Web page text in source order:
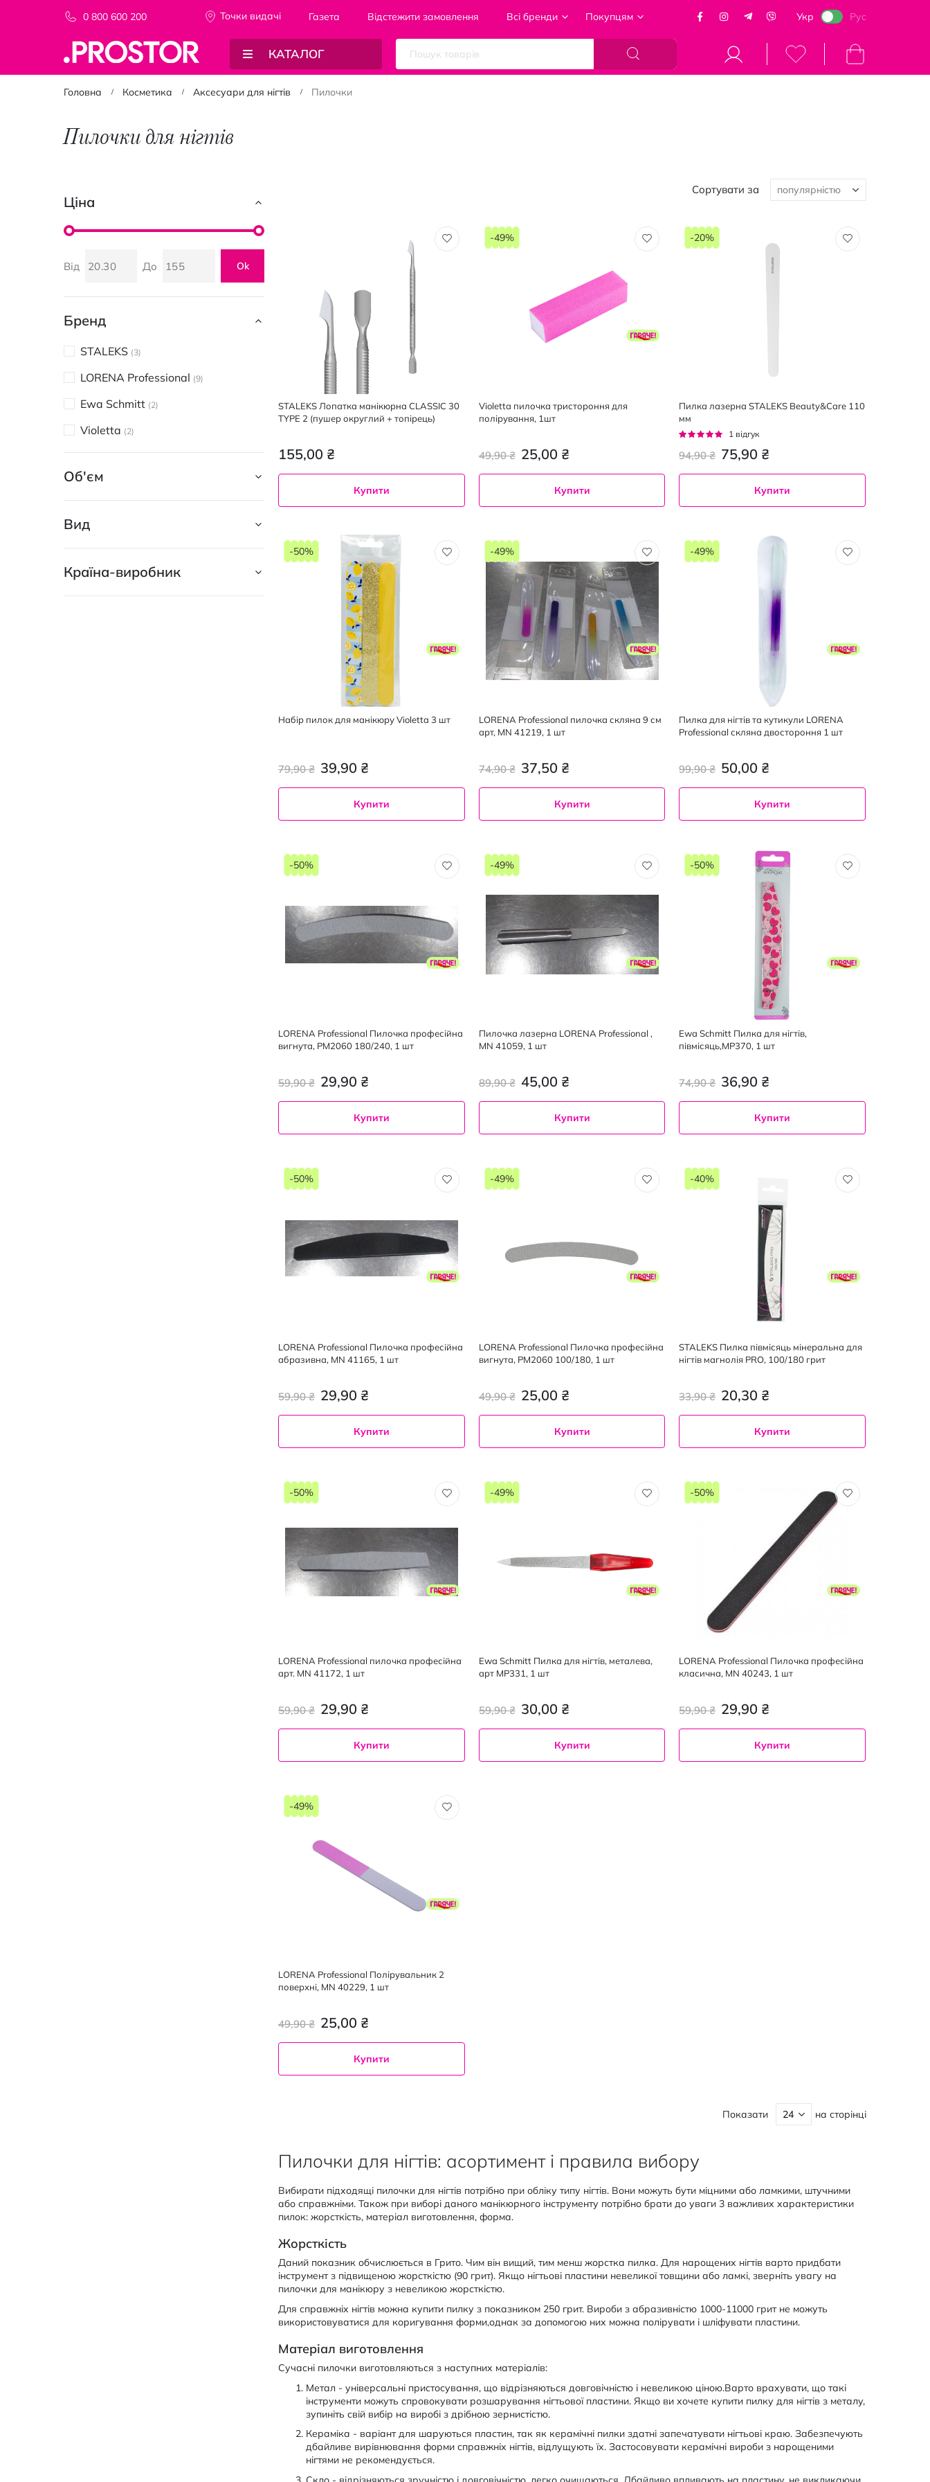
0 800 600 200 Точки видачi Газета Відстежити замовлення Всі бренди Покупцям Укр Рус
КАТАЛОГ Кошик
Головна Косметика Аксесуари для нігтів Пилочки
Пилочки для нігтів
Сортувати за
STALEKS Лопатка манікюрна CLASSIC 30
TYPE 2 (пушер округлий + топірець)
155,00 ₴
Купити
Violetta пилочка тристороння для
полірування, 1шт
25,00 ₴
49,90 ₴
-49%
Купити
Пилка лазерна STALEKS Beauty&Care 110
мм
Рейтинг:
1 відгук
75,90 ₴
94,90 ₴
-20%
Купити
Набір пилок для манікюру Violetta 3 шт
39,90 ₴
79,90 ₴
-50%
Купити
LORENA Professional пилочка скляна 9 см
арт, MN 41219, 1 шт
37,50 ₴
74,90 ₴
-49%
Купити
Пилка для нігтів та кутикули LORENA
Professional скляна двостороння 1 шт
50,00 ₴
99,90 ₴
-49%
Купити
LORENA Professional Пилочка професійна
вигнута, PM2060 180/240, 1 шт
29,90 ₴
59,90 ₴
-50%
Купити
Пилочка лазерна LORENA Professional ,
MN 41059, 1 шт
45,00 ₴
89,90 ₴
-49%
Купити
Ewa Schmitt Пилка для нігтів,
півмісяць,МР370, 1 шт
36,90 ₴
74,90 ₴
-50%
Купити
LORENA Professional Пилочка професійна
абразивна, MN 41165, 1 шт
29,90 ₴
59,90 ₴
-50%
Купити
LORENA Professional Пилочка професійна
вигнута, PM2060 100/180, 1 шт
25,00 ₴
49,90 ₴
-49%
Купити
STALEKS Пилка півмісяць мінеральна для
нігтів магнолія PRO, 100/180 грит
20,30 ₴
33,90 ₴
-40%
Купити
LORENA Professional пилочка професійна
арт. MN 41172, 1 шт
29,90 ₴
59,90 ₴
-50%
Купити
Ewa Schmitt Пилка для нігтів, металева,
арт МР331, 1 шт
30,00 ₴
59,90 ₴
-49%
Купити
LORENA Professional Пилочка професійна
класична, MN 40243, 1 шт
29,90 ₴
59,90 ₴
-50%
Купити
LORENA Professional Полірувальник 2
поверхні, MN 40229, 1 шт
25,00 ₴
49,90 ₴
-49%
Купити
Показати на сторінці
Пилочки для нігтів: асортимент і правила вибору
Вибирати підходящі пилочки для нігтів потрібно при обліку типу нігтів. Вони можуть бути міцними або ламкими, штучними
або справжніми. Також при виборі даного манікюрного інструменту потрібно брати до уваги 3 важливих характеристики
пилок: жорсткість, матеріал виготовлення, форма.
Жорсткість
Даний показник обчислюється в Грито. Чим він вищий, тим менш жорстка пилка. Для нарощених нігтів варто придбати
інструмент з підвищеною жорсткістю (90 грит). Якщо нігтьові пластини невеликої товщини або ламкі, зверніть увагу на
пилочки для манікюру з невеликою жорсткістю.
Для справжніх нігтів можна купити пилку з показником 250 грит. Вироби з абразивністю 1000-11000 грит не можуть
використовуватися для коригування форми,однак за допомогою них можна полірувати і шліфувати пластини.
Матеріал виготовлення
Сучасні пилочки виготовляються з наступних матеріалів:
Метал - універсальні пристосування, що відрізняються довговічністю і невеликою ціною.Варто врахувати, що такі
інструменти можуть спровокувати розшарування нігтьової пластини. Якщо ви хочете купити пилку для нігтів з металу,
зупиніть свій вибір на виробі з дрібною зернистістю.
Кераміка - варіант для шаруються пластин, так як керамічні пилки здатні запечатувати нігтьові краю. Забезпечують
дбайливе вирівнювання форми справжніх нігтів, відлущують їх. Застосовувати керамічні вироби з нарощеними
нігтями не рекомендується.
Ціна
Від До Ok
Бренд
STALEKS 3
LORENA Professional 9
Ewa Schmitt 2
Violetta 2
Об'єм
Вид
Країна-виробник